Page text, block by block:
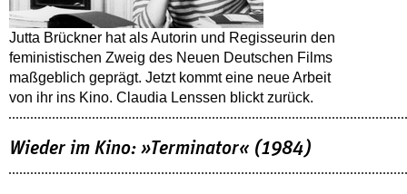
Jutta Brückner hat als Autorin und Regisseurin den
feministischen Zweig des Neuen Deutschen Films
maßgeblich geprägt. Jetzt kommt eine neue Arbeit
von ihr ins Kino. Claudia Lenssen blickt zurück.
Wieder im Kino: »Terminator« (1984)